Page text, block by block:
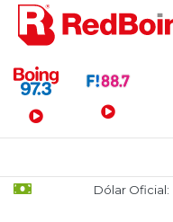
Menú
Dólar Oficial: $1470 /